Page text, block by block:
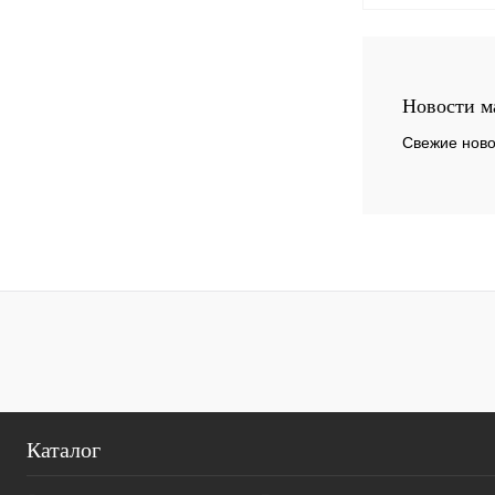
Купить в 1
В избранное
Новости
Свежие
Каталог